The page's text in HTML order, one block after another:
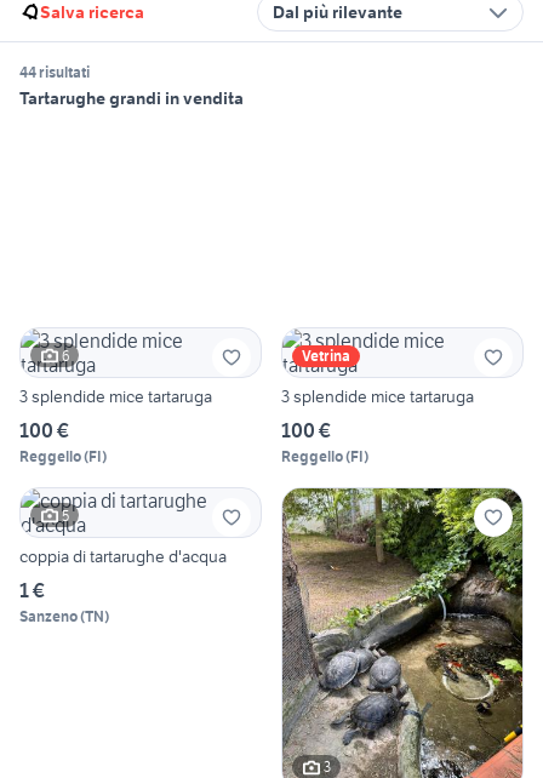
Salva ricerca Dal più rilevante
44 risultati
Tartarughe grandi in vendita
6
3 splendide mice tartaruga
100 €
Reggello(FI)
Vetrina
3 splendide mice tartaruga
100 €
Reggello(FI)
5
coppia di tartarughe d'acqua
1 €
Sanzeno(TN)
3